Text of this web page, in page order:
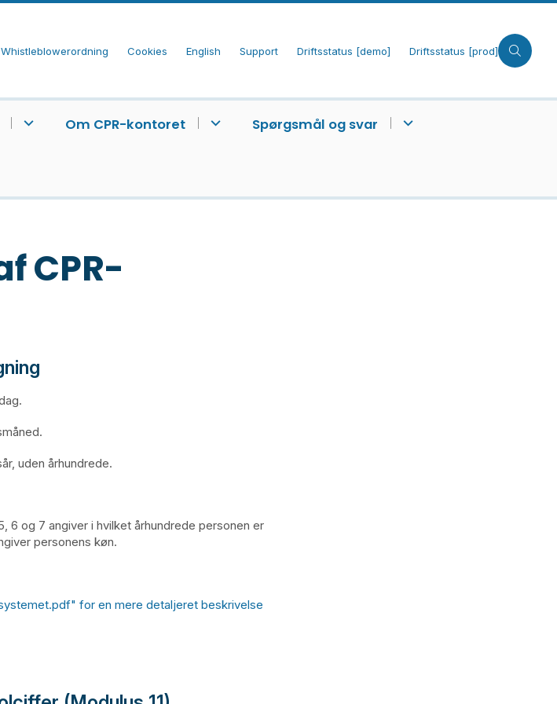
Whistleblowerordning Cookies English Support Driftsstatus [demo] Driftsstatus [prod]
Om CPR-kontoret Spørgsmål og svar
CPR-
uden århundrede.
6 og 7 angiver i hvilket århundrede personen er
personens køn.
for en mere detaljeret beskrivelse